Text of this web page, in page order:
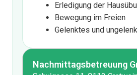
Erledigung der
Bewegung im Freien
Gelenktes und
Nachmittagsbetreuung